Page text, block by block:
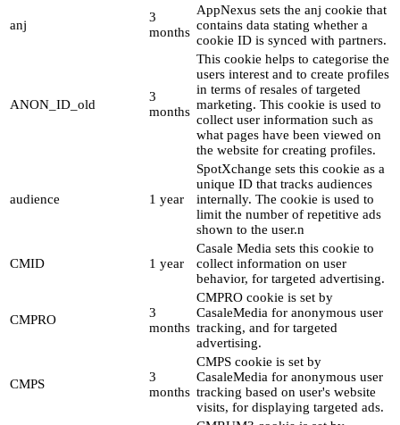
anj
3
months
AppNexus sets the anj cookie that
contains data stating whether a
cookie ID is synced with partners.
ANON_ID_old
3
months
This cookie helps to categorise the
users interest and to create profiles
in terms of resales of targeted
marketing. This cookie is used to
collect user information such as
what pages have been viewed on
the website for creating profiles.
audience 1 year
SpotXchange sets this cookie as a
unique ID that tracks audiences
internally. The cookie is used to
limit the number of repetitive ads
shown to the user.n
CMID 1 year
Casale Media sets this cookie to
collect information on user
behavior, for targeted advertising.
CMPRO
3
months
CMPRO cookie is set by
CasaleMedia for anonymous user
tracking, and for targeted
advertising.
CMPS
3
months
CMPS cookie is set by
CasaleMedia for anonymous user
tracking based on user's website
visits, for displaying targeted ads.